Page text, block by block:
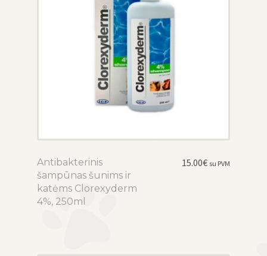
has
Antibakterinis
šampūnas šunims ir
katėms Clorexyderm
4%, 250ml
15.00€ su PVM